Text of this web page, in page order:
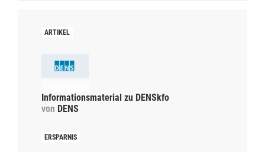
Informationsmaterial zu DENSkfo
von DENS